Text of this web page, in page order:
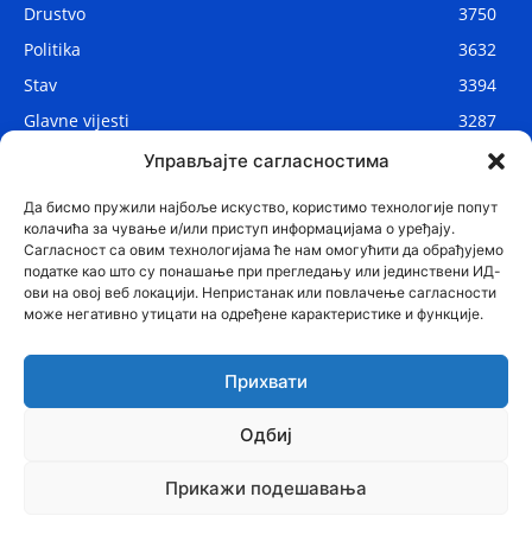
Управљајте сагласностима
Да бисмо пружили најбоље искуство, користимо технологије попут
колачића за чување и/или приступ информацијама о уређају.
Сагласност са овим технологијама ће нам омогућити да обрађујемо
податке као што су понашање при прегледању или јединствени ИД-
ови на овој веб локацији. Непристанак или повлачење сагласности
може негативно утицати на одређене карактеристике и функције.
Прихвати
Одбиј
Прикажи подешавања
Drustvo
3750
Politika
3632
Stav
3394
Glavne vijesti
3287
2910